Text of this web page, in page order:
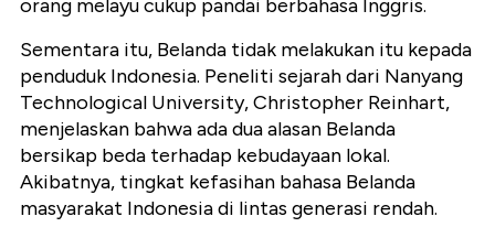
orang melayu cukup pandai berbahasa Inggris.
Sementara itu, Belanda tidak melakukan itu kepada
penduduk Indonesia. Peneliti sejarah dari Nanyang
Technological University, Christopher Reinhart,
menjelaskan bahwa ada dua alasan Belanda
bersikap beda terhadap kebudayaan lokal.
Akibatnya, tingkat kefasihan bahasa Belanda
masyarakat Indonesia di lintas generasi rendah.